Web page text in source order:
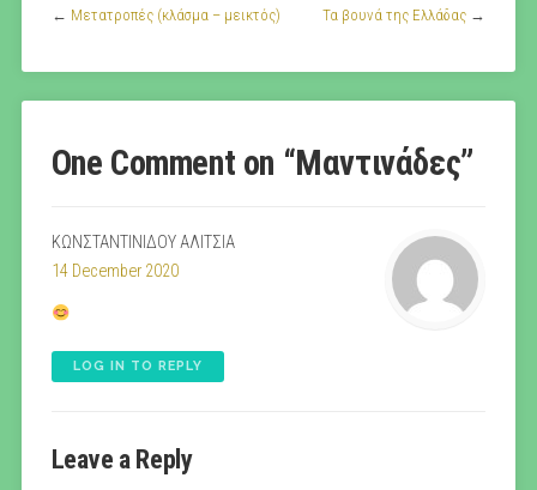
← Μετατροπές (κλάσμα – μεικτός) Τα βουνά της Ελλάδας →
One Comment on “Μαντινάδες”
ΚΩΝΣΤΑΝΤΙΝΙΔΟΥ ΑΛΙΤΣΙΑ
14 December 2020
LOG IN TO REPLY
Leave a Reply